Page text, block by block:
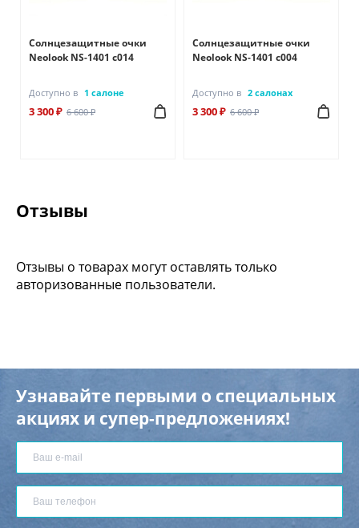
Солнцезащитные очки
Neolook NS-1401 с014
Доступно в 1 салоне
3 300 ₽ 6 600 ₽
Солнцезащитные очки
Neolook NS-1401 с004
Доступно в 2 салонах
3 300 ₽ 6 600 ₽
Отзывы
Отзывы о товарах могут оставлять только
авторизованные пользователи.
Узнавайте первыми о специальных
акциях и супер-предложениях!